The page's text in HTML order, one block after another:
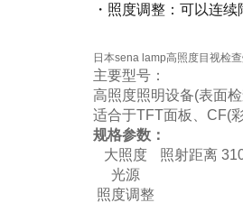
・照度调整：可以连
日本sena lamp高照度目视检
主要型号：
高照度照明设备(表面
适合于TFT面板、CF(
规格参数：
大照度
照射距离
光源
照度调整